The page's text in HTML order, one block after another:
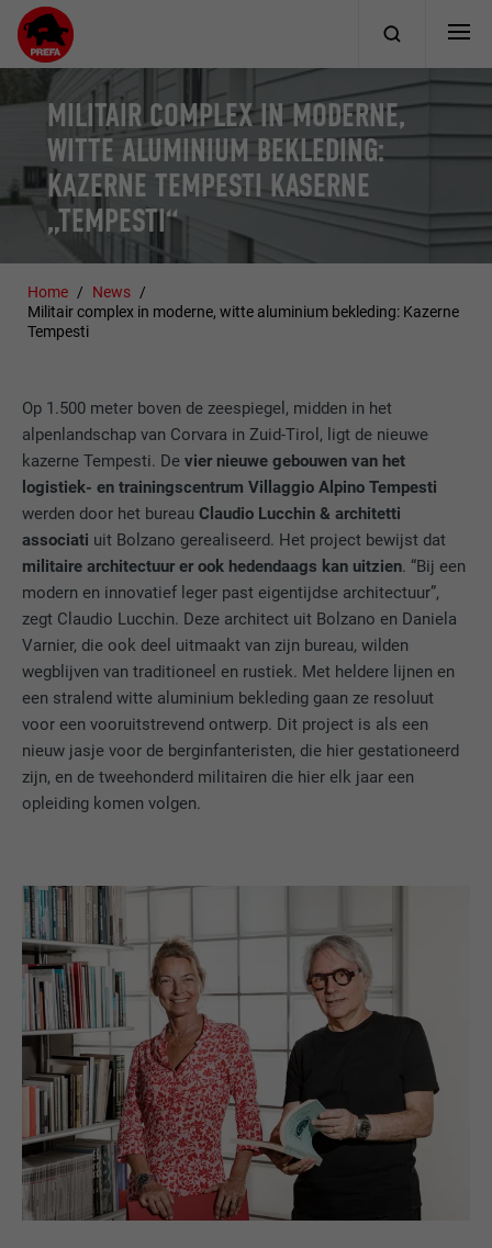
MILITAIR COMPLEX IN MODERNE,
WITTE ALUMINIUM BEKLEDING:
KAZERNE TEMPESTI KASERNE
„TEMPESTI“
Home
News
Militair complex in moderne, witte aluminium bekleding: Kazerne
Tempesti
Op 1.500 meter boven de zeespiegel, midden in het
alpenlandschap van Corvara in Zuid-Tirol, ligt de nieuwe
kazerne Tempesti. Devier nieuwe gebouwen van het
logistiek- en trainingscentrum Villaggio Alpino Tempesti
werden door het bureauClaudio Lucchin & architetti
associati uit Bolzano gerealiseerd. Het project bewijst dat
militaire architectuur er ook hedendaags kan uitzien. “Bij een
modern en innovatief leger past eigentijdse architectuur”,
zegt Claudio Lucchin. Deze architect uit Bolzano en Daniela
Varnier, die ook deel uitmaakt van zijn bureau, wilden
wegblijven van traditioneel en rustiek. Met heldere lijnen en
een stralend witte aluminium bekleding gaan ze resoluut
voor een vooruitstrevend ontwerp. Dit project is als een
nieuw jasje voor de berginfanteristen, die hier gestationeerd
zijn, en de tweehonderd militairen die hier elk jaar een
opleiding komen volgen.